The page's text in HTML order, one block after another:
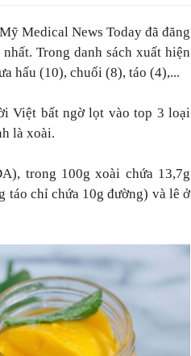
Medical News Today đã đăng
Trong danh sách xuất hiện
hấu (10), chuối (8), táo (4),...
Việt bất ngờ lọt vào top 3 loại
là xoài.
trong 100g xoài chứa 13,7g
táo chỉ chứa 10g đường) và lê ở